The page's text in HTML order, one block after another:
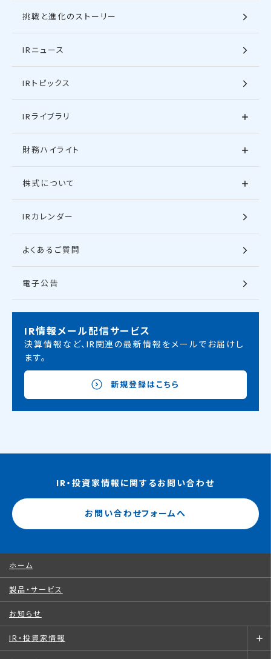
挑戦と進化のストーリー
IRニュース
IRトピックス
IRライブラリ
財務ハイライト
株式について
IRカレンダー
よくあるご質問
電子公告
IR情報メール配信サービス
決算情報など、IR関連の最新情報をメールでお届けし
ます。
新規登録はこちら
IR・投資家情報に関するお問い合わせ
お問い合わせフォームへ
ホーム
製品・サービス
お知らせ
IR・投資家情報